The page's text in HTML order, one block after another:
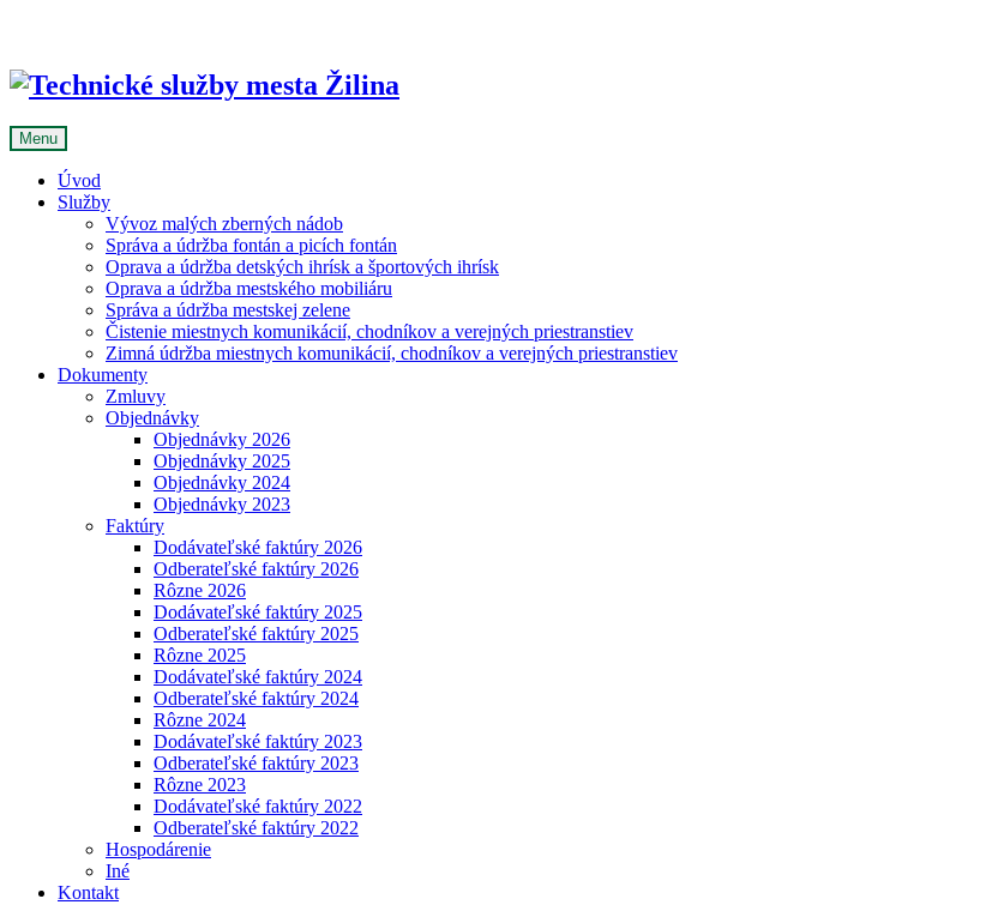
Menu
Úvod
Služby
Vývoz malých zberných nádob
Správa a údržba fontán a picích fontán
Oprava a údržba detských ihrísk a športových ihrísk
Oprava a údržba mestského mobiliáru
Správa a údržba mestskej zelene
Čistenie miestnych komunikácií, chodníkov a verejných priestranstiev
Zimná údržba miestnych komunikácií, chodníkov a verejných priestranstiev
Dokumenty
Zmluvy
Objednávky
Objednávky 2026
Objednávky 2025
Objednávky 2024
Objednávky 2023
Faktúry
Dodávateľské faktúry 2026
Odberateľské faktúry 2026
Rôzne 2026
Dodávateľské faktúry 2025
Odberateľské faktúry 2025
Rôzne 2025
Dodávateľské faktúry 2024
Odberateľské faktúry 2024
Rôzne 2024
Dodávateľské faktúry 2023
Odberateľské faktúry 2023
Rôzne 2023
Dodávateľské faktúry 2022
Odberateľské faktúry 2022
Hospodárenie
Iné
Kontakt